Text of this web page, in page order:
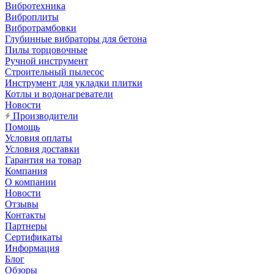
Вибротехника
Виброплиты
Вибротрамбовки
Глубинные вибраторы для бетона
Пилы торцовочные
Ручной инструмент
Строительный пылесос
Инструмент для укладки плитки
Котлы и водонагреватели
Новости
Производители
Помощь
Условия оплаты
Условия доставки
Гарантия на товар
Компания
О компании
Новости
Отзывы
Контакты
Партнеры
Сертификаты
Информация
Блог
Обзоры